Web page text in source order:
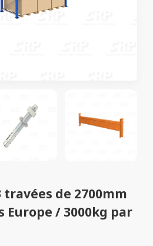
de 2700mm
Europe / 3000kg par